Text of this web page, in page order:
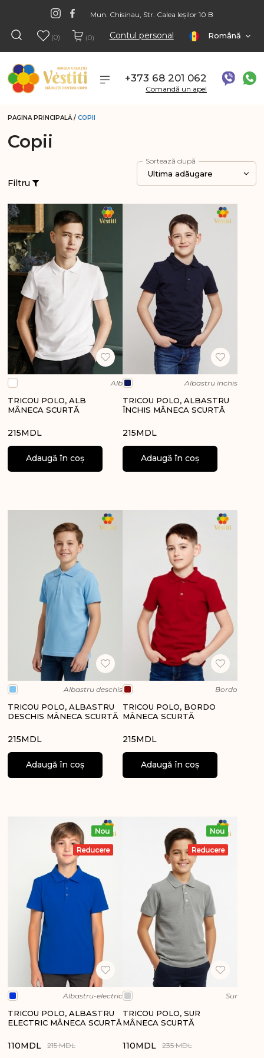
Mun. Chisinau, Str. Calea Ieșilor 10 B
(0) (0) Contul personal Română
+373 68 201 062
Comandă un apel
PAGINA PRINCIPALĂ / COPII
Copii
Sortează după
Ultima adăugare
Filtru
Alb
TRICOU POLO, ALB
MÂNECA SCURTĂ
215MDL
Adaugă în coș
Albastru închis
TRICOU POLO, ALBASTRU
ÎNCHIS MÂNECA SCURTĂ
215MDL
Adaugă în coș
Albastru deschis
TRICOU POLO, ALBASTRU
DESCHIS MÂNECA SCURTĂ
215MDL
Adaugă în coș
Bordo
TRICOU POLO, BORDO
MÂNECA SCURTĂ
215MDL
Adaugă în coș
Nou
Reducere
Albastru-electric
TRICOU POLO, ALBASTRU
ELECTRIC MÂNECA SCURTĂ
110MDL 215 MDL
Nou
Reducere
Sur
TRICOU POLO, SUR
MÂNECA SCURTĂ
110MDL 235 MDL